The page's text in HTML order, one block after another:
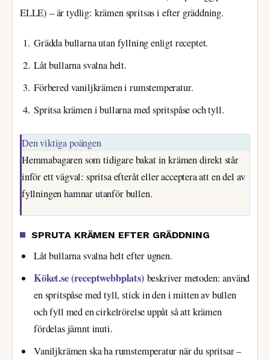
ELLE) – är tydlig: krämen spritsas i efter gräddning.
Grädda bullarna utan fyllning enligt receptet.
Låt bullarna svalna helt.
Förbered vaniljkrämen i rumstemperatur.
Spritsa krämen i bullarna med spritspåse och tyll.
Den viktiga poängen
Hemmabagaren som tidigare bakat in krämen direkt står
inför ett vägval: spritsa efteråt eller acceptera att en del av
fyllningen hamnar utanför bullen.
SPRUTA KRÄMEN EFTER GRÄDDNING
Låt bullarna svalna helt efter ugnen.
Köket.se (receptwebbplats) beskriver metoden: använd
en spritspåse med tyll, stick in den i mitten av bullen
och fyll med en cirkelrörelse uppåt så att krämen
fördelas jämnt inuti.
Vaniljkrämen ska ha rumstemperatur när du spritsar –